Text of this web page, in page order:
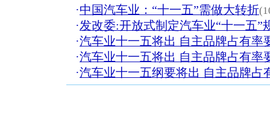
·中国汽车业：“十一五”需做大转折
·发改委:开放式制定汽车业“十一五”
·汽车业十一五将出 自主品牌占有率
·汽车业十一五将出 自主品牌占有率
·汽车业十一五纲要将出 自主品牌占